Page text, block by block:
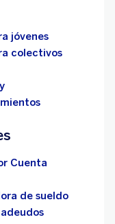
jóvenes
colectivos
Cuenta
de sueldo